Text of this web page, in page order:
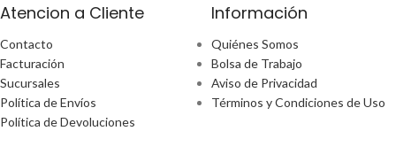
Atencion a Cliente
Contacto
Facturación
Sucursales
Política de Envíos
Política de Devoluciones
Información
Quiénes Somos
Bolsa de Trabajo
Aviso de Privacidad
Términos y Condiciones de Uso